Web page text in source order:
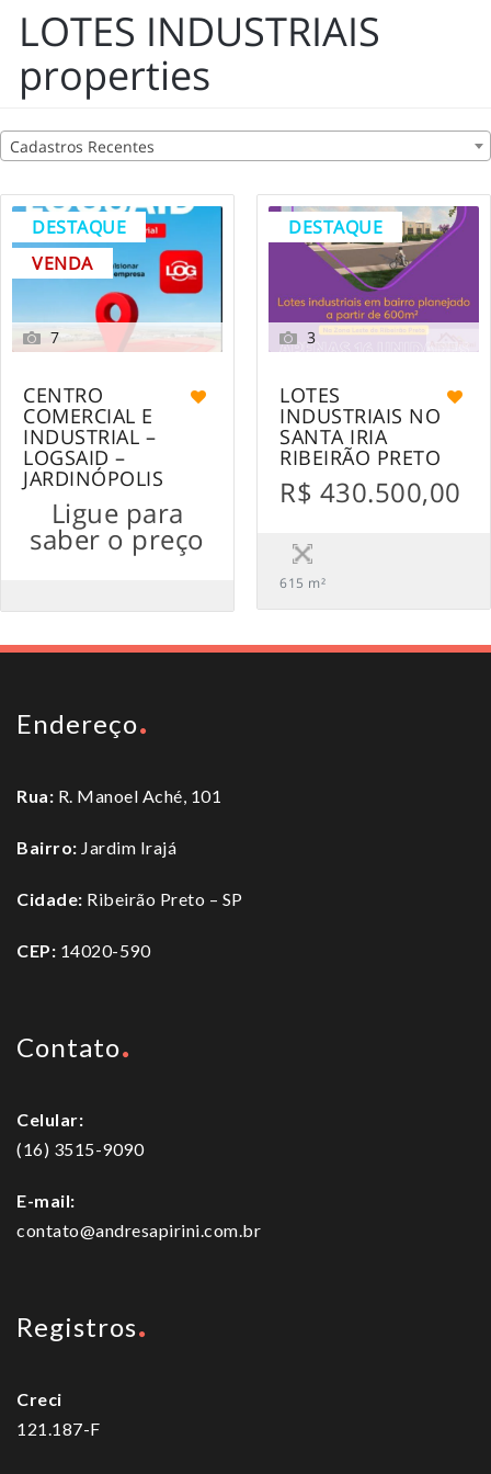
LOTES INDUSTRIAIS
properties
Cadastros Recentes
DESTAQUE
VENDA
7
CENTRO
COMERCIAL E
INDUSTRIAL –
LOGSAID –
JARDINÓPOLIS
Ligue para
saber o preço
DESTAQUE
3
LOTES
INDUSTRIAIS NO
SANTA IRIA
RIBEIRÃO PRETO
R$ 430.500,00
615 m²
Endereço
Rua: R. Manoel Aché, 101
Bairro: Jardim Irajá
Cidade: Ribeirão Preto – SP
CEP: 14020-590
Contato
Celular:
(16) 3515-9090
E-mail:
contato@andresapirini.com.br
Registros
Creci
121.187-F